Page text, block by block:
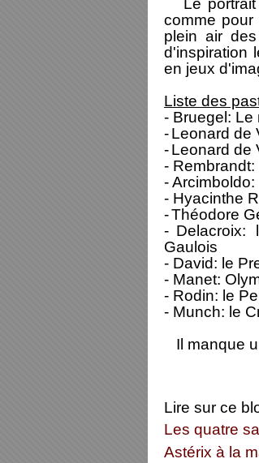
comme
plein air
d'inspiration
en jeux
Liste des
- Bruegel: Le
-Leonard de
-Leonard de
-
-
- Hyacinthe
-Théodore
- Delacroix: l
Gaulois
- David: le
- Manet:
- Rodin: le
- Munch: le
Il manque
Lire sur ce
Les quatre
Astérix à la